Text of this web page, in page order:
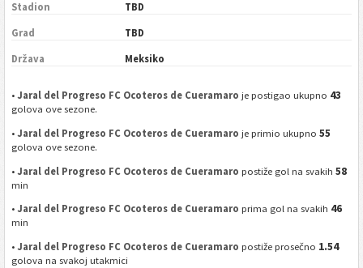
Stadion TBD
Grad TBD
Država Meksiko
•Jaral del Progreso FC Ocoteros de Cueramaro je postigao ukupno 43
golova ove sezone.
•Jaral del Progreso FC Ocoteros de Cueramaro je primio ukupno55
golova ove sezone.
•Jaral del Progreso FC Ocoteros de Cueramaro postiže gol na svakih58
min
•Jaral del Progreso FC Ocoteros de Cueramaro prima gol na svakih 46
min
•Jaral del Progreso FC Ocoteros de Cueramaro postiže prosečno 1.54
golova na svakoj utakmici